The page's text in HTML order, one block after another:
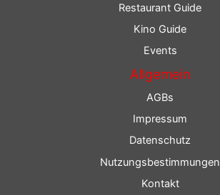
Restaurant Guide
Kino Guide
Events
Allgemein
AGBs
Impressum
Datenschutz
Nutzungsbestimmungen
Kontakt